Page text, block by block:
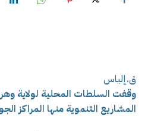
ق.إلياس
وقفت السلطات المحلية لولاية
المشاريع التنموية منها المراكز